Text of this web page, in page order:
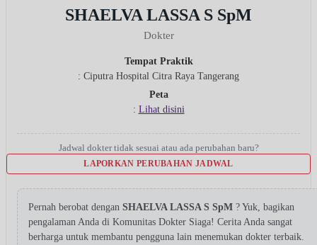
SHAELVA LASSA S SpM
Dokter
Tempat Praktik
: Ciputra Hospital Citra Raya Tangerang
Peta
: Lihat disini
Jadwal dokter tidak sesuai atau ada perubahan baru?
LAPORKAN PERUBAHAN JADWAL
Pernah berobat dengan SHAELVA LASSA S SpM ? Yuk, bagikan
pengalaman Anda di Komunitas Dokter Siaga! Cerita Anda sangat
berharga untuk membantu pengguna lain menemukan dokter terbaik.